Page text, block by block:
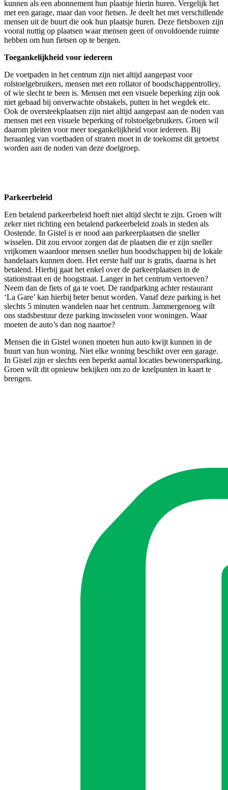
kunnen als een abonnement hun plaatsje hierin huren. Vergelijk het
met een garage, maar dan voor fietsen. Je deelt het met verschillende
mensen uit de buurt die ook hun plaatsje huren. Deze fietsboxen zijn
vooral nuttig op plaatsen waar mensen geen of onvoldoende ruimte
hebben om hun fietsen op te bergen.
Toegankelijkheid voor iedereen
De voetpaden in het centrum zijn niet altijd aangepast voor
rolstoelgebruikers, mensen met een rollator of boodschappentrolley,
of wie slecht te been is. Mensen met een visuele beperking zijn ook
niet gebaad bij onverwachte obstakels, putten in het wegdek etc.
Ook de oversteekplaatsen zijn niet altijd aangepast aan de noden van
mensen met een visuele beperking of rolstoelgebruikers. Groen wil
daarom pleiten voor meer toegankelijkheid voor iedereen. Bij
heraanleg van voetbaden of straten moet in de toekomst dit getoetst
worden aan de noden van deze doelgroep.
Parkeerbeleid
Een betalend parkeerbeleid hoeft niet altijd slecht te zijn. Groen wilt
zeker niet richting een betalend parkeerbeleid zoals in steden als
Oostende. In Gistel is er nood aan parkeerplaatsen die sneller
wisselen. Dit zou ervoor zorgen dat de plaatsen die er zijn sneller
vrijkomen waardoor mensen sneller hun boodschappen bij de lokale
handelaars kunnen doen. Het eerste half uur is gratis, daarna is het
betalend. Hierbij gaat het enkel over de parkeerplaatsen in de
stationstraat en de hoogstraat. Langer in het centrum vertoeven?
Neem dan de fiets of ga te voet. De randparking achter restaurant
‘La Gare’ kan hierbij beter benut worden. Vanaf deze parking is het
slechts 5 minuten wandelen naar het centrum. Jammergenoeg wilt
ons stadsbestuur deze parking inwisselen voor woningen. Waar
moeten de auto’s dan nog naartoe?
Mensen die in Gistel wonen moeten hun auto kwijt kunnen in de
buurt van hun woning. Niet elke woning beschikt over een garage.
In Gistel zijn er slechts een beperkt aantal locaties bewonersparking.
Groen wilt dit opnieuw bekijken om zo de knelpunten in kaart te
brengen.